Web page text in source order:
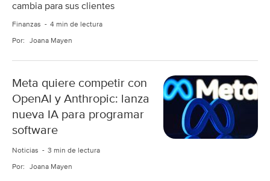
cambia para sus clientes
Finanzas 4 min de lectura
Por: Joana Mayen
Meta quiere competir con
OpenAI y Anthropic: lanza
nueva IA para programar
software
Noticias 3 min de lectura
Por: Joana Mayen